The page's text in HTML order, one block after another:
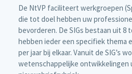
De NtVP faciliteert werkgroepen
die tot doel hebben uw
bevorderen. De SIGs bestaan uit 8
hebben ieder een specifiek thema
per jaar bij elkaar. Vanuit de SIG’s
wetenschappelijke ontwikkelingen